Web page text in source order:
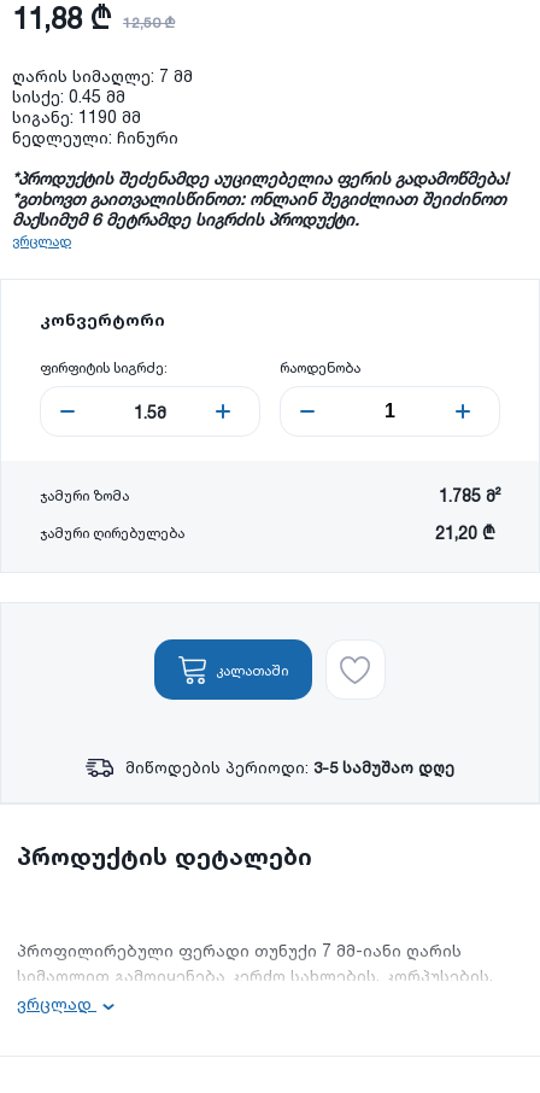
11,88 ₾ 12,50 ₾
ღარის სიმაღლე: 7 მმ
სისქე: 0.45 მმ
სიგანე: 1190 მმ
ნედლეული: ჩინური
*პროდუქტის შეძენამდე აუცილებელია ფერის გადამოწმება!
*გთხოვთ გაითვალისწინოთ: ონლაინ შეგიძლიათ შეიძინოთ
მაქსიმუმ6მეტრამდე სიგრძის პროდუქტი.
ვრცლად
კონვერტორი
ფირფიტის სიგრძე:
1.5მ
რაოდენობა
ჯამური ზომა 1.785 მ²
ჯამური ღირებულება 21,20 ₾
კალათაში
მიწოდების პერიოდი: 3-5 სამუშაო დღე
პროდუქტის დეტალები
პროფილირებული ფერადი თუნუქი 7 მმ-იანი ღარის
სიმაღლით გამოიყენება კერძო სახლების, კორპუსების,
ნებისმიერი ტიპის შენობა-ნაგებობებისა და ღობეების
ვრცლად